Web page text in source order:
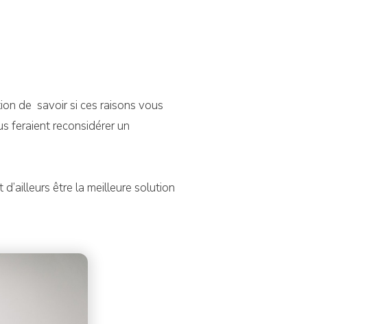
de savoir si ces raisons vous
feraient reconsidérer un
être la meilleure solution